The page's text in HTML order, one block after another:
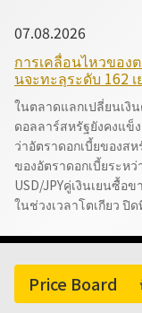
07.08.2026
การเคลื่อนไหวของ
นจะทะลุระดับ 162
วัดเศรษฐกิจของสหรั
ในตลาดแลกเปลี่ยนเงิ
ดอลลาร์สหรัฐยังคงแข็
ว่าอัตราดอกเบี้ยของส
ของอัตราดอกเบี้ยระห
USD/JPYคู่เงินเยนซื้อ
ในช่วงเวลาโตเกียว ปิ
ได้ปรับตัวเพิ่มขึ้นในบา
162.50 และแนวรับอยู่
ระดับสำคัญที่ควรจับต
การติดตามอย่างเป็นท
Price Board